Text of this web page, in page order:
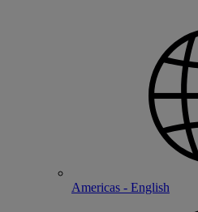
Americas - English